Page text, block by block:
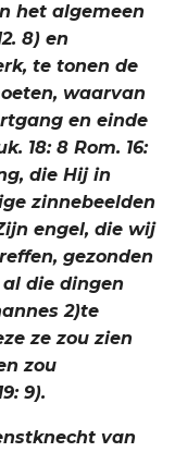
het algemeen
8) en
te tonen de
waarvan
en einde
18: 8 Rom. 16:
die Hij in
zinnebeelden
engel, die wij
gezonden
die dingen
2)te
ze zou zien
zou
9).
van